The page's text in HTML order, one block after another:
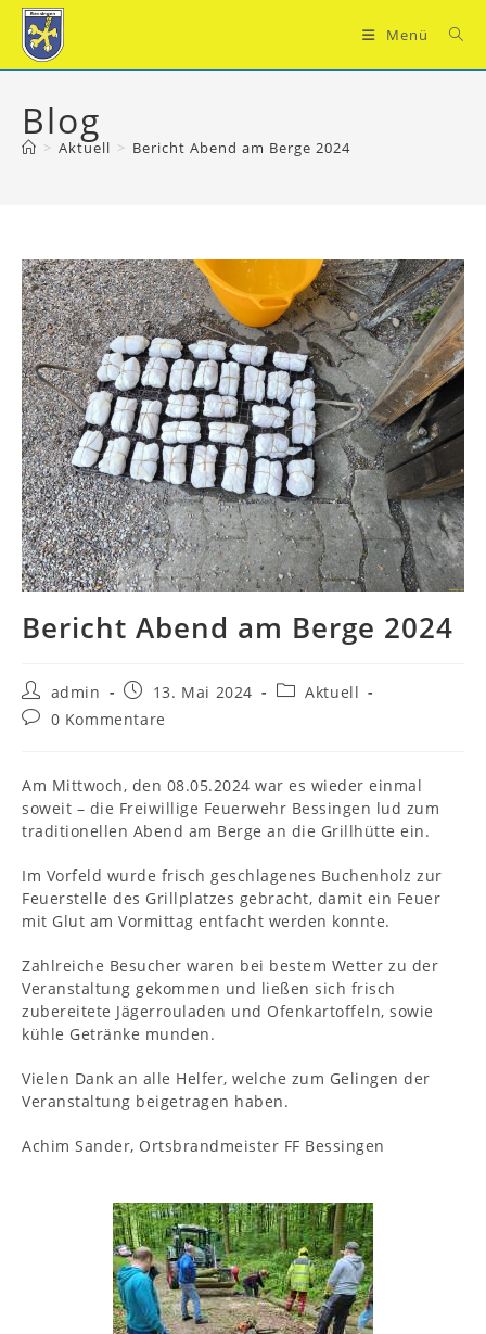
Zum
Inhalt
springen
Menü
Blog
> Aktuell > Bericht Abend am Berge 2024
Bericht Abend am Berge 2024
Beitrags-
Autor:
admin
Beitrag
veröffentlicht:
13. Mai 2024
Beitrags-
Aktuell
Beitrags-
0 Kommentare
Am Mittwoch, den 08.05.2024 war es wieder einmal
soweit – die Freiwillige Feuerwehr Bessingen lud zum
traditionellen Abend am Berge an die Grillhütte ein.
Im Vorfeld wurde frisch geschlagenes Buchenholz zur
Feuerstelle des Grillplatzes gebracht, damit ein Feuer
mit Glut am Vormittag entfacht werden konnte.
Zahlreiche Besucher waren bei bestem Wetter zu der
Veranstaltung gekommen und ließen sich frisch
zubereitete Jägerrouladen und Ofenkartoffeln, sowie
kühle Getränke munden.
Vielen Dank an alle Helfer, welche zum Gelingen der
Veranstaltung beigetragen haben.
Achim Sander, Ortsbrandmeister FF Bessingen